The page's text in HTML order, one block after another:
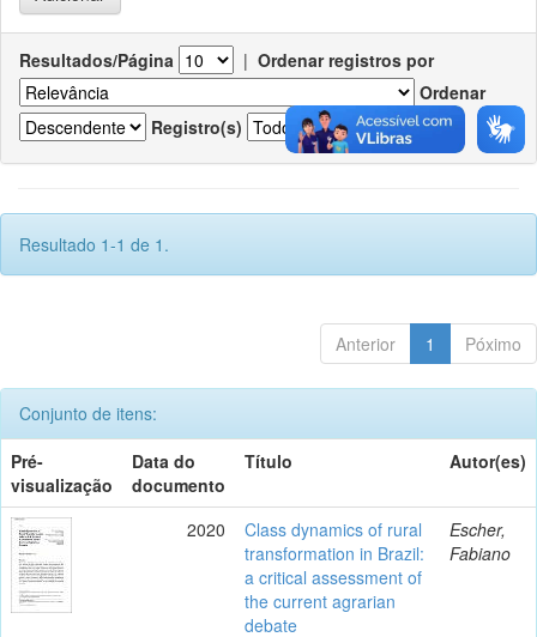
Resultados/Página | Ordenar registros por
Ordenar
Registro(s)
Resultado 1-1 de 1.
Anterior 1 Póximo
Conjunto de itens:
Pré-
visualização
Data do
documento
Título Autor(es)
2020
Class dynamics of rural
transformation in Brazil:
a critical assessment of
the current agrarian
debate
Escher,
Fabiano